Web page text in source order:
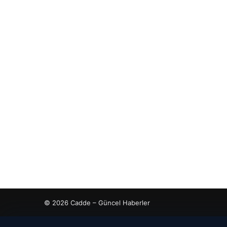
© 2026 Cadde – Güncel Haberler